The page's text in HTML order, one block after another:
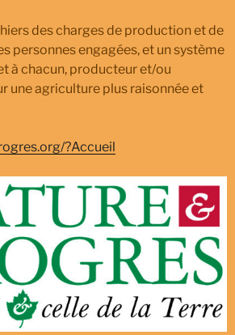
des charges de production et de
personnes engagées, et un système
à chacun, producteur et/ou
une agriculture plus raisonnée et
?Accueil